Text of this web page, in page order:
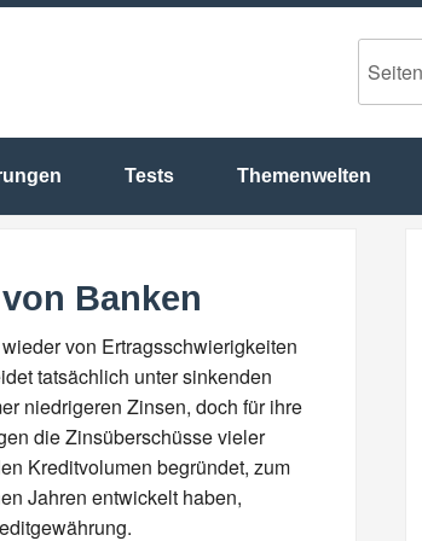
Tests Themenwelten
Banken
von Ertragsschwierigkeiten
tatsächlich unter sinkenden
niedrigeren Zinsen, doch für ihre
die Zinsüberschüsse vieler
Kreditvolumen begründet, zum
Jahren entwickelt haben,